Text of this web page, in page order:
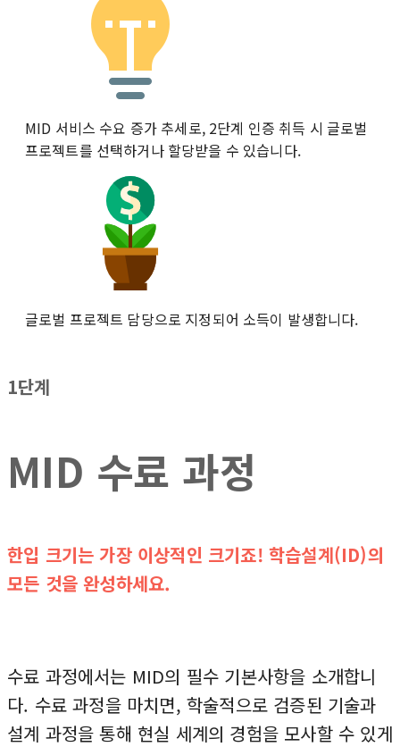
MID 서비스 수요 증가 추세로, 2단계 인증 취득 시 글로벌
프로젝트를 선택하거나 할당받을 수 있습니다.
글로벌 프로젝트 담당으로 지정되어 소득이 발생합니다.
1단계
MID 수료 과정
한입 크기는 가장 이상적인 크기죠! 학습설계(ID)의
모든 것을 완성하세요.
수료 과정에서는 MID의 필수 기본사항을 소개합니
다. 수료 과정을 마치면, 학술적으로 검증된 기술과
설계 과정을 통해 현실 세계의 경험을 모사할 수 있게